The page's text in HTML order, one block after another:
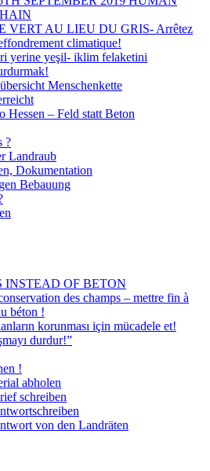
VERT AU LIEU DU GRIS- Arrêtez
climatique!
yerine yeşil- iklim felaketini
Menschenkette
Hessen – Feld statt Beton
?
Landraub
Dokumentation
Bebauung
INSTEAD OF BETON
des champs – mettre fin à
béton !
korunması için mücadele et!
durdur!”
!
abholen
schreiben
von den Landräten